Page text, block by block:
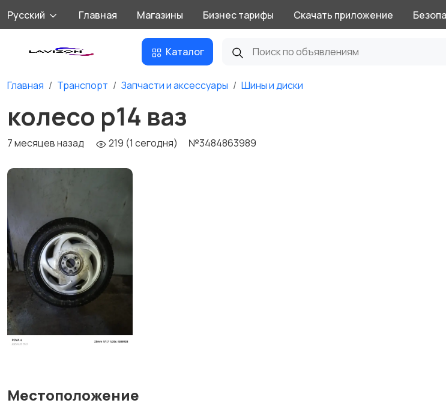
Русский Главная Магазины Бизнес тарифы Скачать приложение
Каталог
Главная Транспорт Запчасти и аксессуары Шины и диски
колесо р14 ваз
7 месяцев назад 219 (1 сегодня) №3484863989
Местоположение